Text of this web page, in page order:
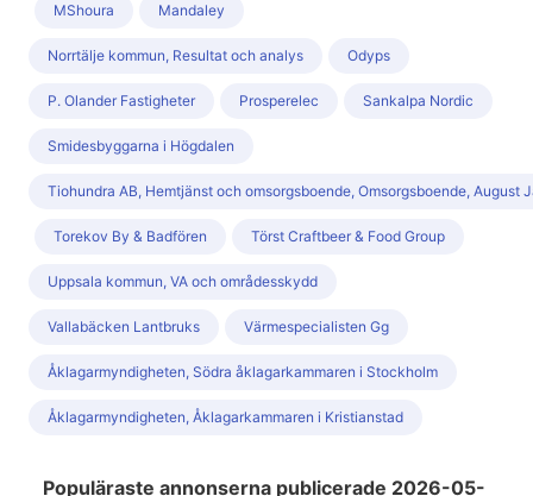
MShoura Mandaley
Norrtälje kommun, Resultat och analys Odyps
P. Olander Fastigheter Prosperelec Sankalpa Nordic
Smidesbyggarna i Högdalen
Tiohundra AB, Hemtjänst och omsorgsboende, Omsorgsboende, August
Torekov By & Badfören Törst Craftbeer & Food Group
Uppsala kommun, VA och områdesskydd
Vallabäcken Lantbruks Värmespecialisten Gg
Åklagarmyndigheten, Södra åklagarkammaren i Stockholm
Åklagarmyndigheten, Åklagarkammaren i Kristianstad
Populäraste annonserna publicerade 2026-05-